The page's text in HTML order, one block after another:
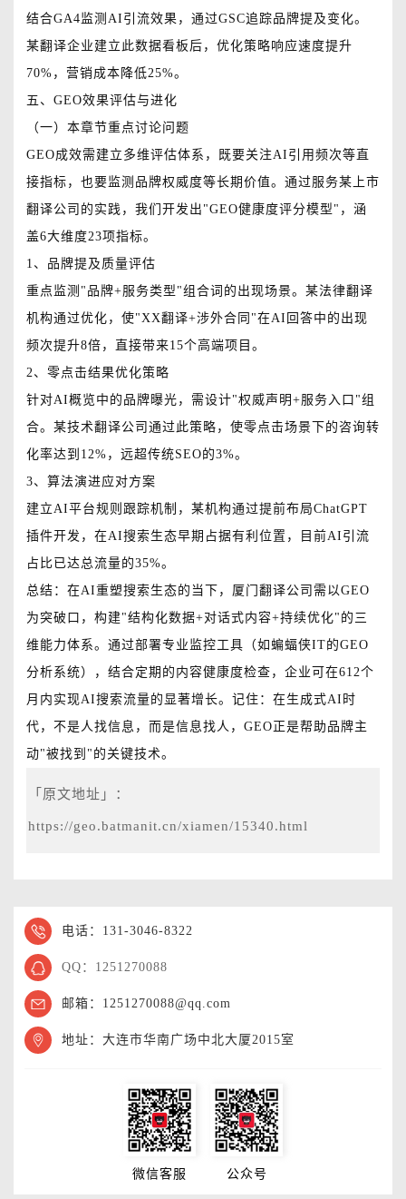
结合GA4监测AI引流效果，通过GSC追踪品牌提及变化。
某翻译企业建立此数据看板后，优化策略响应速度提升
70%，营销成本降低25%。
五、GEO效果评估与进化
（一）本章节重点讨论问题
GEO成效需建立多维评估体系，既要关注AI引用频次等直
接指标，也要监测品牌权威度等长期价值。通过服务某上市
翻译公司的实践，我们开发出"GEO健康度评分模型"，涵
盖6大维度23项指标。
1、品牌提及质量评估
重点监测"品牌+服务类型"组合词的出现场景。某法律翻译
机构通过优化，使"XX翻译+涉外合同"在AI回答中的出现
频次提升8倍，直接带来15个高端项目。
2、零点击结果优化策略
针对AI概览中的品牌曝光，需设计"权威声明+服务入口"组
合。某技术翻译公司通过此策略，使零点击场景下的咨询转
化率达到12%，远超传统SEO的3%。
3、算法演进应对方案
建立AI平台规则跟踪机制，某机构通过提前布局ChatGPT
插件开发，在AI搜索生态早期占据有利位置，目前AI引流
占比已达总流量的35%。
总结：在AI重塑搜索生态的当下，厦门翻译公司需以GEO
为突破口，构建"结构化数据+对话式内容+持续优化"的三
维能力体系。通过部署专业监控工具（如蝙蝠侠IT的GEO
分析系统），结合定期的内容健康度检查，企业可在612个
月内实现AI搜索流量的显著增长。记住：在生成式AI时
代，不是人找信息，而是信息找人，GEO正是帮助品牌主
动"被找到"的关键技术。
「原文地址」：
https://geo.batmanit.cn/xiamen/15340.html
电话：131-3046-8322
QQ：1251270088
邮箱：1251270088@qq.com
地址：大连市华南广场中北大厦2015室
微信客服 公众号